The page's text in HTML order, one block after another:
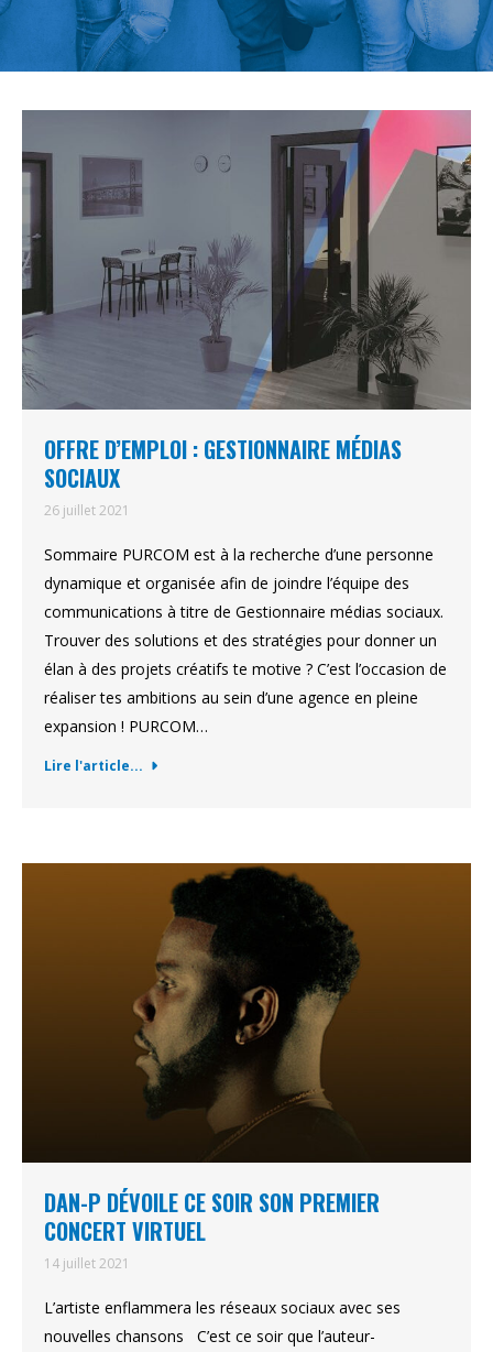
OFFRE D’EMPLOI : GESTIONNAIRE MÉDIAS
SOCIAUX
26 juillet 2021
Sommaire PURCOM est à la recherche d’une personne
dynamique et organisée afin de joindre l’équipe des
communications à titre de Gestionnaire médias sociaux.
Trouver des solutions et des stratégies pour donner un
élan à des projets créatifs te motive ? C’est l’occasion de
réaliser tes ambitions au sein d’une agence en pleine
expansion ! PURCOM…
Lire l'article...
DAN-P DÉVOILE CE SOIR SON PREMIER
CONCERT VIRTUEL
14 juillet 2021
L’artiste enflammera les réseaux sociaux avec ses
nouvelles chansons C’est ce soir que l’auteur-